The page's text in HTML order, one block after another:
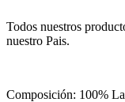
Todos nuestros
nuestro Pais.
Composición: 100%